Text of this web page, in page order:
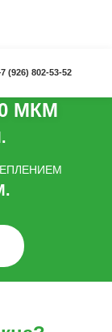
(926) 802-53-52
МКМ